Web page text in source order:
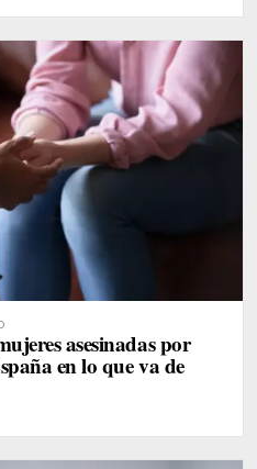
asesinadas por
en lo que va de